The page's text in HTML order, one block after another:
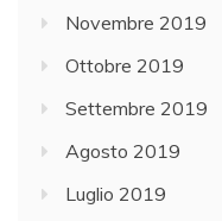
Novembre 2019
Ottobre 2019
Settembre 2019
Agosto 2019
Luglio 2019